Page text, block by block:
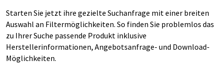
Starten Sie jetzt ihre gezielte Suchanfrage mit einer breiten
Auswahl an Filtermöglichkeiten. So finden Sie problemlos das
zu Ihrer Suche passende Produkt inklusive
Herstellerinformationen, Angebotsanfrage- und Download-
Möglichkeiten.